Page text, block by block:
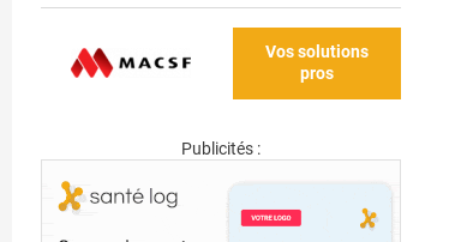
Vos solutions
pros
Publicités :